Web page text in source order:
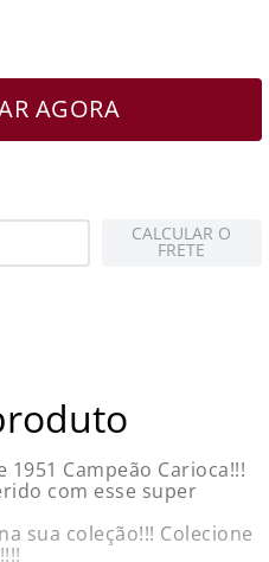
AGORA
CALCULAR O
FRETE
1951 Campeão Carioca!!!
com esse super
sua coleção!!! Colecione